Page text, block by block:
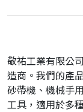
敬祐工業有限公
造商。我們的產
砂帶機、機械手
工具，適用於多